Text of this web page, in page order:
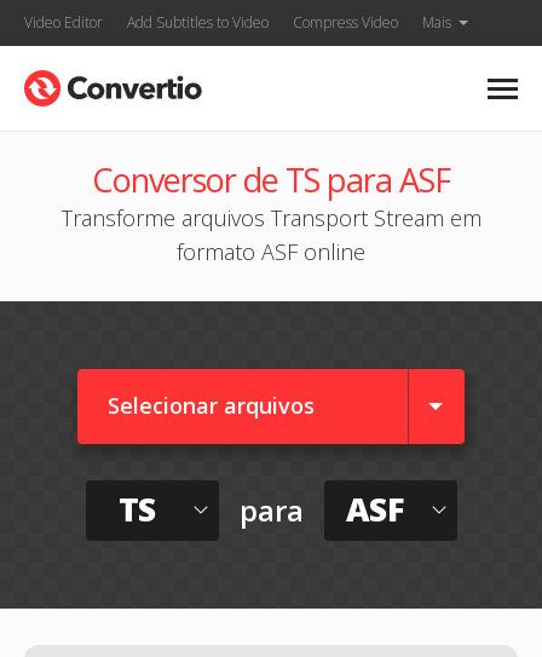
Video Editor Add Subtitles to Video Compress Video Mais
Conversor de TS para ASF
Transforme arquivos Transport Stream em
formato ASF online
Selecionar arquivos
TS para ASF